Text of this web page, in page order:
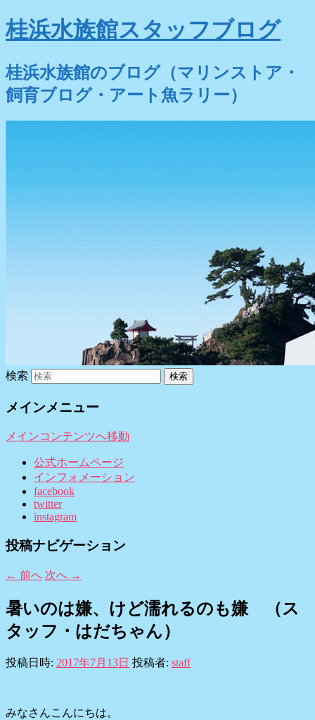
桂浜水族館スタッフブログ
桂浜水族館のブログ（マリンストア・
飼育ブログ・アート魚ラリー）
検索
メインメニュー
メインコンテンツへ移動
公式ホームページ
インフォメーション
facebook
twitter
instagram
投稿ナビゲーション
← 前へ 次へ →
暑いのは嫌、けど濡れるのも嫌 （ス
タッフ・はだちゃん）
投稿日時: 2017年7月13日 投稿者: staff
みなさんこんにちは。